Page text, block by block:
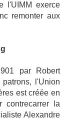
l'UIMM exerce
remonter aux
par Robert
l'Union
est créée en
contrecarrer la
Alexandre